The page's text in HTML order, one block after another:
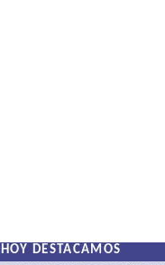
HOY DESTACAMOS